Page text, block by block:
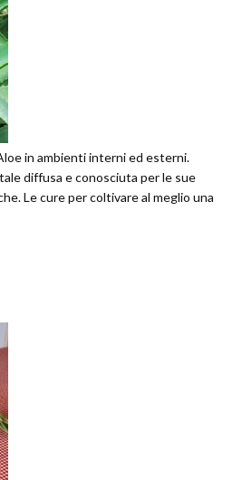
in ambienti interni ed esterni.
diffusa e conosciuta per le sue
Le cure per coltivare al meglio una